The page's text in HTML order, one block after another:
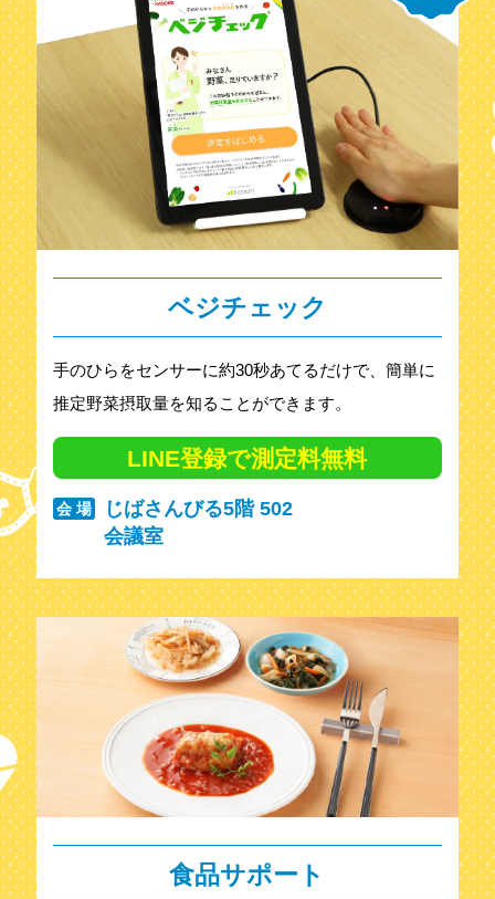
ベジチェック
手のひらをセンサーに約30秒あてるだけで、簡単に
推定野菜摂取量を知ることができます。
LINE登録で測定料無料
会 場
じばさんびる5階 502
会議室
食品サポート